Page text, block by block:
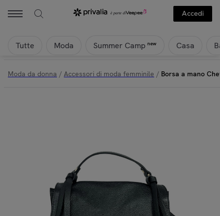
Accedi
Tutte Moda Summer Camp new Casa
Moda da donna / Accessori di moda femminile / Borsa a mano